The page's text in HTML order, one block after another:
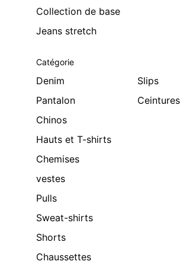
Collection de base
Jeans stretch
Catégorie
Denim
Pantalon
Chinos
Hauts et T-shirts
Chemises
vestes
Pulls
Sweat-shirts
Shorts
Chaussettes
Slips
Ceintures